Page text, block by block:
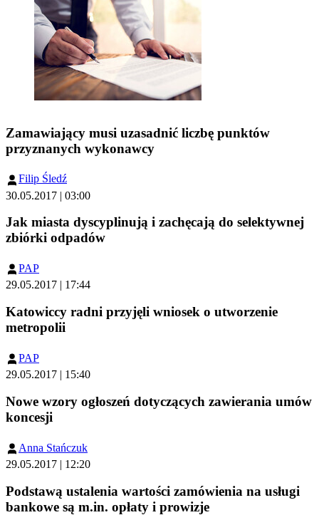
Zamawiający musi uzasadnić liczbę punktów
przyznanych wykonawcy
Filip Śledź
30.05.2017 | 03:00
Jak miasta dyscyplinują i zachęcają do selektywnej
zbiórki odpadów
PAP
29.05.2017 | 17:44
Katowiccy radni przyjęli wniosek o utworzenie
metropolii
PAP
29.05.2017 | 15:40
Nowe wzory ogłoszeń dotyczących zawierania umów
koncesji
Anna Stańczuk
29.05.2017 | 12:20
Podstawą ustalenia wartości zamówienia na usługi
bankowe są m.in. opłaty i prowizje